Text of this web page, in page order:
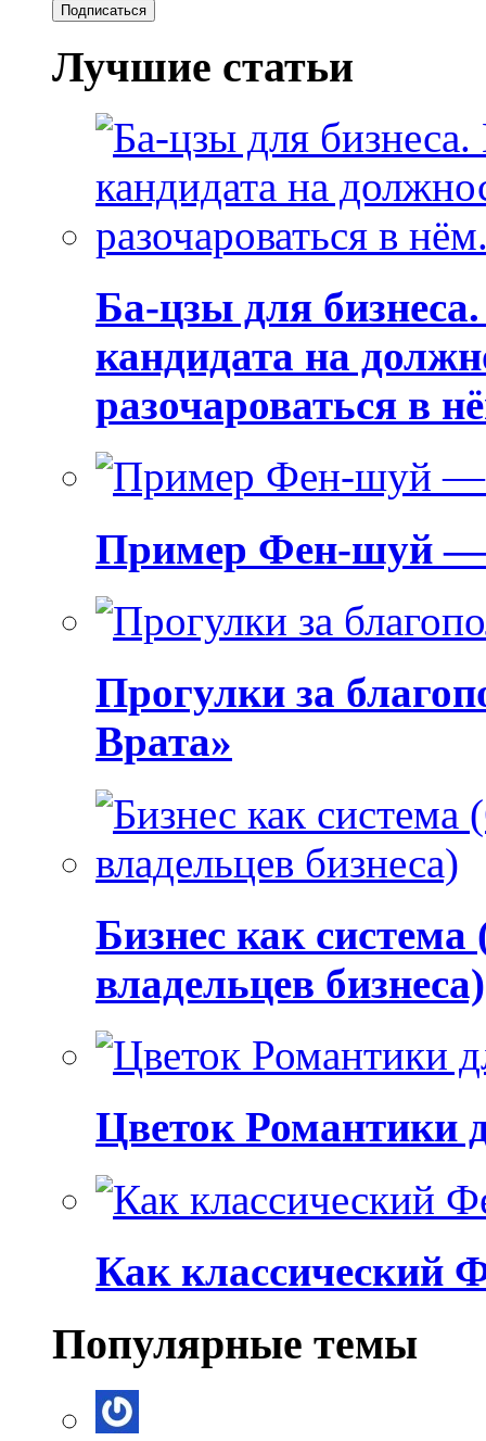
Подписаться
Лучшие статьи
Ба-цзы для
кандидата на
разочароваться в
Пример Фен-шуй —
Прогулки за
Врата»
Бизнес как
владельцев бизнеса)
Цветок Романтики
Как классический
Популярные темы